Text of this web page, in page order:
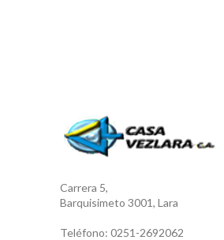
Carrera 5,
Barquisimeto 3001, Lara
Teléfono: 0251-2692062